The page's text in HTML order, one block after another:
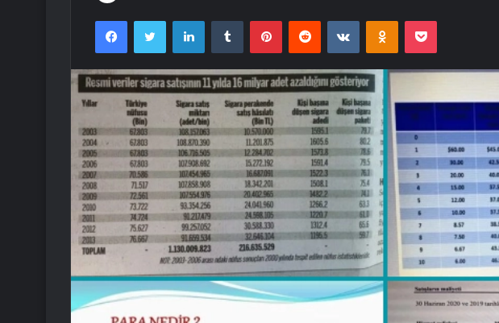
FacebookTwitter LinkedInTumblr PinterestReddit VKontakteOdnoklassniki
Pocket